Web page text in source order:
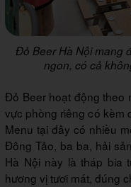
Đỏ Beer Hà Nội mang
ngon, có cả
Đỏ Beer hoạt động theo
vực phòng riêng có kèm
Menu tại đây có nhiều
Đông Tảo, ba ba, hải
Hà Nội này là tháp bia
hương vị tươi mát, đúng